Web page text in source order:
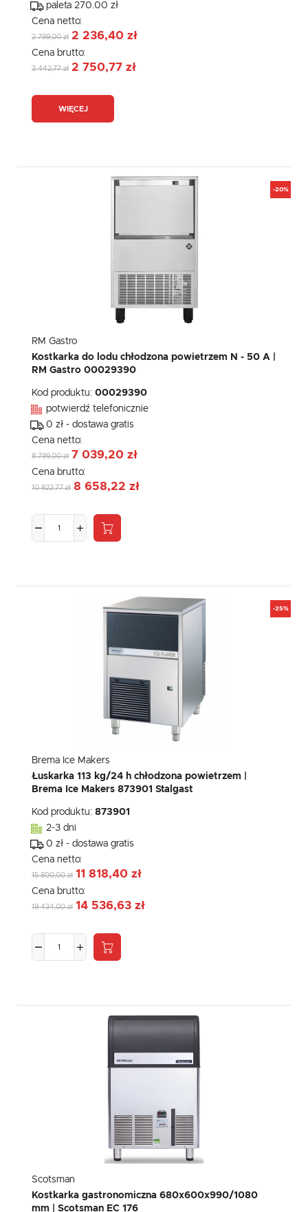
paleta 270.00 zł
Cena netto:
2 799,00 zł 2 236,40 zł
Cena brutto:
3 442,77 zł 2 750,77 zł
WIĘCEJ
-20%
RM Gastro
Kostkarka do lodu chłodzona powietrzem N - 50 A |
RM Gastro 00029390
Kod produktu: 00029390
potwierdź telefonicznie
0 zł - dostawa gratis
Cena netto:
8 799,00 zł 7 039,20 zł
Cena brutto:
10 822,77 zł 8 658,22 zł
-25%
Brema Ice Makers
Łuskarka 113 kg/24 h chłodzona powietrzem |
Brema Ice Makers 873901 Stalgast
Kod produktu: 873901
2-3 dni
0 zł - dostawa gratis
Cena netto:
15 800,00 zł 11 818,40 zł
Cena brutto:
19 434,00 zł 14 536,63 zł
Scotsman
Kostkarka gastronomiczna 680x600x990/1080
mm | Scotsman EC 176